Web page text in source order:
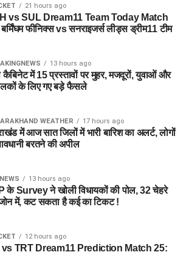
21 hours ago
vs SUL Dream11 Team Today Match
फीनिक्स vs सनराइजर्स लीड्स ड्रीम11 टीम
13 hours ago
कैबिनेट में 15 प्रस्तावों पर मुहर, मजदूरों, युवाओं और
के लिए गए बड़े फैसले
WEATHER 17 hours ago
में आज सात जिलों में भारी बारिश का अलर्ट, लोगों
बरतने की अपील
13 hours ago
के Survey ने खोली विधायकों की पोल, 32 चेहरे
में, कट सकता है कई का टिकट !
12 hours ago
vs TRT Dream11 Prediction Match 25: